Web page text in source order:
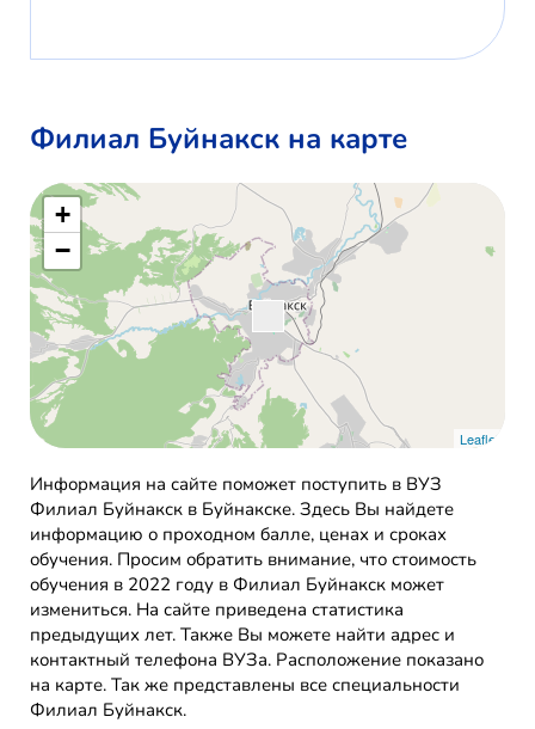
Филиал Буйнакск на карте
+
−
Leaflet
Информация на сайте поможет поступить в ВУЗ
Филиал Буйнакск в Буйнакске. Здесь Вы найдете
информацию о проходном балле, ценах и сроках
обучения. Просим обратить внимание, что стоимость
обучения в 2022 году в Филиал Буйнакск может
измениться. На сайте приведена статистика
предыдущих лет. Также Вы можете найти адрес и
контактный телефона ВУЗа. Расположение показано
на карте. Так же представлены все специальности
Филиал Буйнакск.